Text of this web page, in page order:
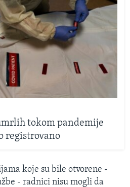
tokom pandemije
registrovano
koje su bile otvorene -
- radnici nisu mogli da